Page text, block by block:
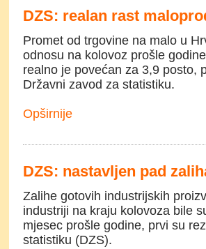
DZS: realan rast
Promet od trgovine na malo u
odnosu na kolovoz prošle
realno je povećan za 3,9 posto,
Državni zavod za statistiku.
Opširnije
DZS: nastavljen pad
Zalihe gotovih industrijskih
industriji na kraju kolovoza bile
mjesec prošle godine, prvi su
statistiku (DZS).